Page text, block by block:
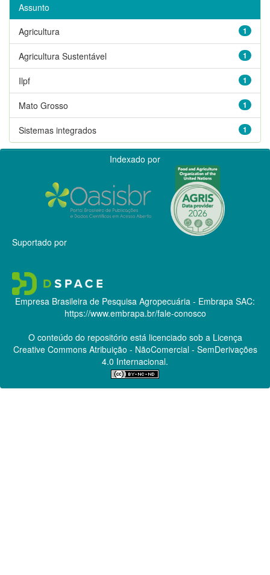
Assunto
1
Agricultura
1
Agricultura Sustentável
1
Ilpf
1
Mato Grosso
1
Sistemas integrados
Indexado por
Suportado por
Empresa Brasileira de Pesquisa Agropecuária - Embrapa SAC:
https://www.embrapa.br/fale-conosco
O conteúdo do repositório está licenciado sob a Licença
Creative CommonsAtribuição - NãoComercial - SemDerivações
4.0 Internacional.